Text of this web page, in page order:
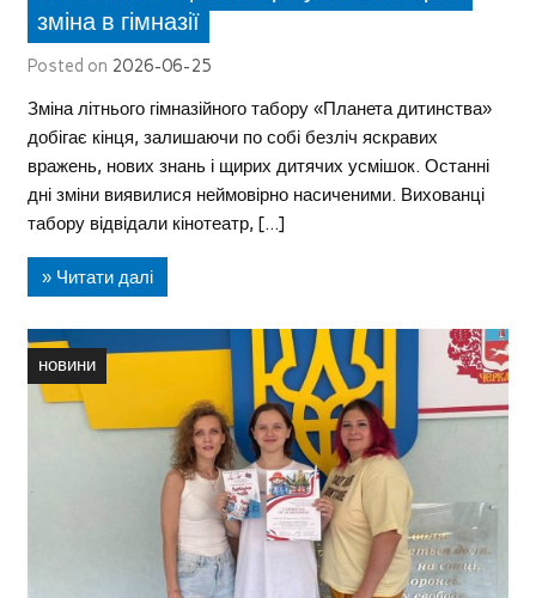
зміна в гімназії
Posted on 2026-06-25
Зміна літнього гімназійного табору «Планета дитинства»
добігає кінця, залишаючи по собі безліч яскравих
вражень, нових знань і щирих дитячих усмішок. Останні
дні зміни виявилися неймовірно насиченими. Вихованці
табору відвідали кінотеатр, […]
» Читати далі
новини